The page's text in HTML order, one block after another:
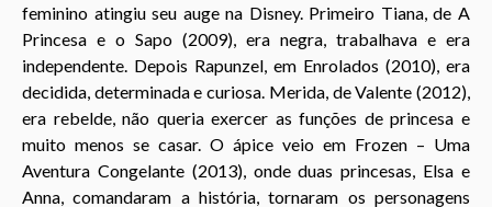
feminino atingiu seu auge na Disney. Primeiro Tiana, de A
Princesa e o Sapo (2009), era negra, trabalhava e era
independente. Depois Rapunzel, em Enrolados (2010), era
decidida, determinada e curiosa. Merida, de Valente (2012),
era rebelde, não queria exercer as funções de princesa e
muito menos se casar. O ápice veio em Frozen – Uma
Aventura Congelante (2013), onde duas princesas, Elsa e
Anna, comandaram a história, tornaram os personagens